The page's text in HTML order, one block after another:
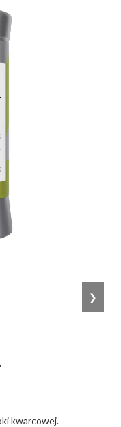
❯
kwarcowej.